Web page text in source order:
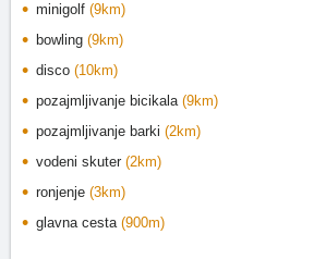
minigolf (9km)
bowling (9km)
disco (10km)
pozajmljivanje bicikala (9km)
pozajmljivanje barki (2km)
vodeni skuter (2km)
ronjenje (3km)
glavna cesta (900m)